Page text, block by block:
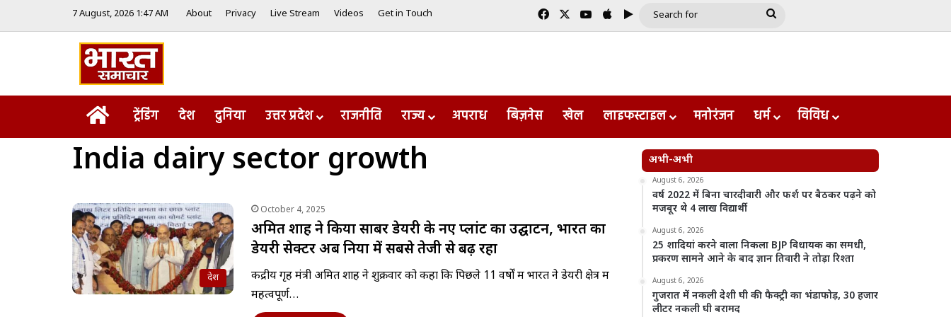
7 August, 2026 1:47 AM About Privacy Live Stream Videos Get in Touch FacebookYouTube
AppleGoogle Play
Search
Homeट्रेंडिंग देश दुनिया उत्तर प्रदेश राजनीति राज्य अपराध बिज़नेस खेल लाइफस्टाइल मनोरंजन धर्म विविध
India dairy sector growth
देश
October 4, 2025
अमित शाह ने किया साबर डेयरी के नए प्लांट का उद्घाटन, भारत का
डेयरी सेक्टर अब दुनिया में सबसे तेजी से बढ़ रहा
केंद्रीय गृह मंत्री अमित शाह ने शुक्रवार को कहा कि पिछले 11 वर्षों में भारत ने डेयरी क्षेत्र में
महत्वपूर्ण…
अभी-अभी
August 6, 2026
वर्ष 2022 में बिना चारदीवारी और फर्श पर बैठकर पढ़ने को
मजबूर थे 4 लाख विद्यार्थी
August 6, 2026
25 शादियां करने वाला निकला BJP विधायक का समधी,
प्रकरण सामने आने के बाद ज्ञान तिवारी ने तोड़ा रिश्ता
August 6, 2026
गुजरात में नकली देशी घी की फैक्ट्री का भंडाफोड़, 30 हजार
लीटर नकली घी बरामद